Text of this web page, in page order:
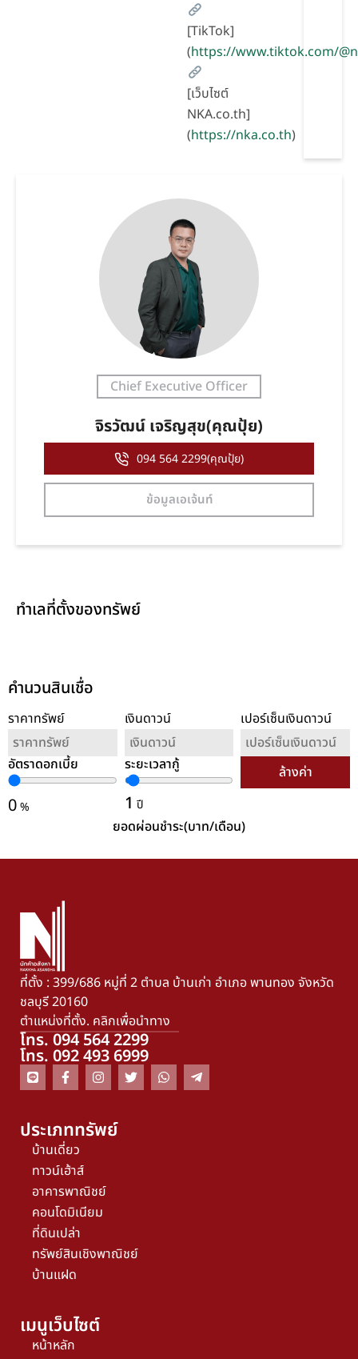
[TikTok]
(https://www.tiktok.com/
[เว็บไซต์
NKA.co.th]
(https://nka.co.th)
Chief Executive Officer
จิรวัฒน์ เจริญสุข(คุณปุ้ย)
094 564 2299(คุณปุ้ย)
ข้อมูลเอเจ้นท์
ทำเลที่ตั้งของทรัพย์
คำนวนสินเชื่อ
ราคาทรัพย์ เงินดาวน์ เปอร์เซ็นเงินดาวน์
อัตราดอกเบี้ย
0%
ระยะเวลากู้
1 ปี
ล้างค่า
ยอดผ่อนชำระ(บาท/เดือน)
ที่ตั้ง : 399/686 หมู่ที่ 2 ตำบล บ้านเก่า อำเภอ พานทอง จังหวัด
ชลบุรี 20160
ตำแหน่งที่ตั้ง. คลิกเพื่อนำทาง
โทร. 094 564 2299
โทร. 092 493 6999
ประเภททรัพย์
บ้านเดี่ยว
ทาวน์เฮ้าส์
อาคารพาณิชย์
คอนโดมิเนียม
ที่ดินเปล่า
ทรัพย์สินเชิงพาณิชย์
บ้านแฝด
เมนูเว็บไซต์
หน้าหลัก